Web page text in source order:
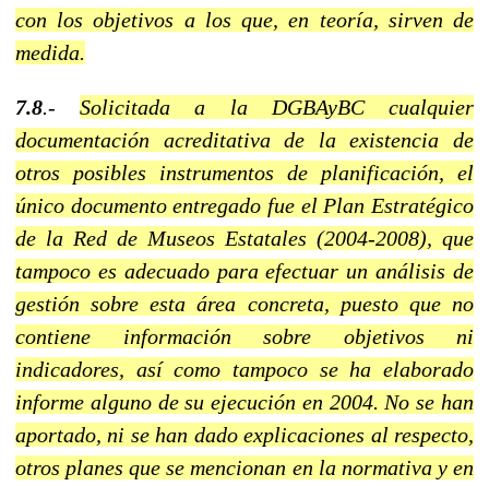
con los objetivos a los que, en teoría, sirven de
medida.
7.8.-Solicitada a la DGBAyBC cualquier
documentación acreditativa de la existencia de
otros posibles instrumentos de planificación, el
único documento entregado fue el Plan Estratégico
de la Red de Museos Estatales (2004-2008), que
tampoco es adecuado para efectuar un análisis de
gestión sobre esta área concreta, puesto que no
contiene información sobre objetivos ni
indicadores, así como tampoco se ha elaborado
informe alguno de su ejecución en 2004. No se han
aportado, ni se han dado explicaciones al respecto,
otros planes que se mencionan en la normativa y en